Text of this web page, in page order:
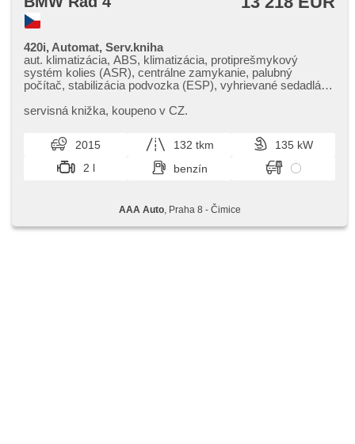
420i, Automat, Serv.kniha
aut. klimatizácia, ABS, klimatizácia, protiprešmykový
systém kolies (ASR), centrálne zamykanie, palubný
počítač, stabilizácia podvozka (ESP), vyhrievané sedadlá,
senzor tlaku v pneumatikách, USB, 8x airbag, parkovací
prevodovka
servisná knižka,​ koupeno v CZ.
2015 132 tkm
135 kW
2 l
benzín
AAA Auto, Praha 8 - Čimice